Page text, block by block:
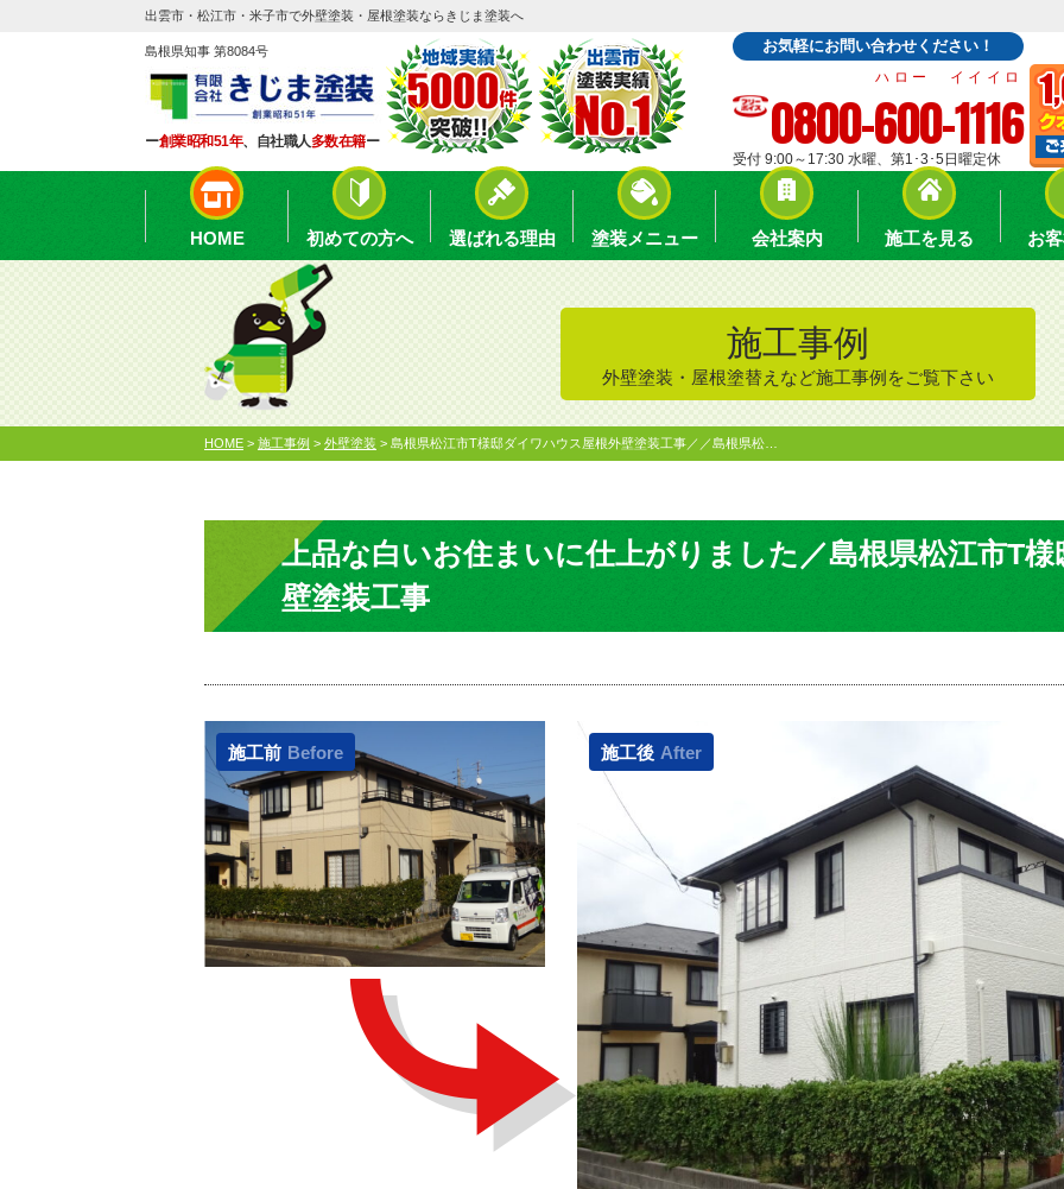
出雲市・松江市・米子市で外壁塗装・屋根塗装ならきじま塗装へ
島根県知事 第8084号
ー創業昭和51年、自社職人多数在籍ー
お気軽にお問い合わせください！
0800-600-1116
ハロー イイイロ
受付 9:00～17:30 水曜、第1･3･5日曜定休
HOME 初めての方へ 選ばれる理由 塗装メニュー 会社案内 施工を見る お
施工事例
外壁塗装・屋根塗替えなど施工事例をご覧下さい
HOME > 施工事例 > 外壁塗装 > 島根県松江市T様邸ダイワハウス屋根外壁塗装工事／／島根県松…
上品な白いお住まいに仕上がりました／島根県松江市T
壁塗装工事
施工後 After
施工前 Before